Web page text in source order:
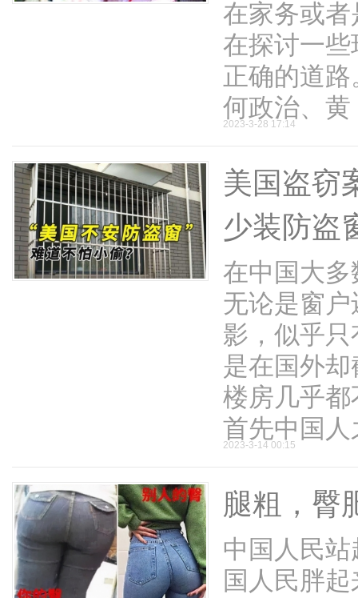
在家务或
在探讨一
正确的道
何政治、黄
2023-3-28 17:14
美国盗窃
少装防盗
在中国大
无论是窗
影，似乎
是在国外
楼房几乎
首先中国人
2023-3-14 00:15
腿粗，臀
中国人民
国人民胖